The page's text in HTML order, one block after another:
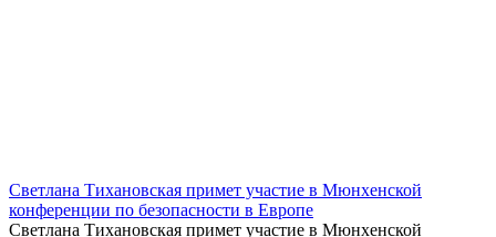
Светлана Тихановская примет участие в Мюнхенской
конференции по безопасности в Европе
Светлана Тихановская примет участие в Мюнхенской